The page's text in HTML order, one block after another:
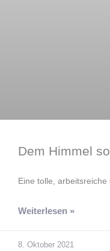
Dem Himmel
Eine tolle,
Weiterlesen »
8. Oktober 2021